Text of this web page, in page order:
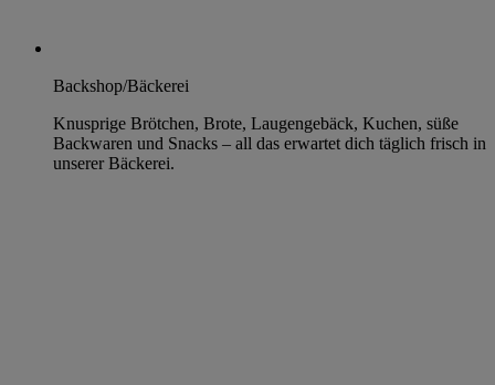
Backshop/Bäckerei
Knusprige Brötchen, Brote, Laugengebäck, Kuchen, süße
Backwaren und Snacks – all das erwartet dich täglich frisch in
unserer Bäckerei.